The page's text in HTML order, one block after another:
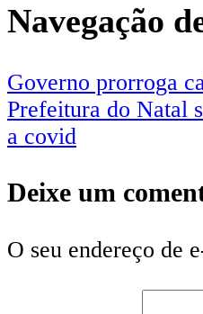
Navegação
Governo prorroga
Prefeitura do Natal
a covid
Deixe um
O seu endereço de